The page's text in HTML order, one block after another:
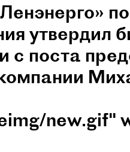
утвердил
с поста
new.gif"